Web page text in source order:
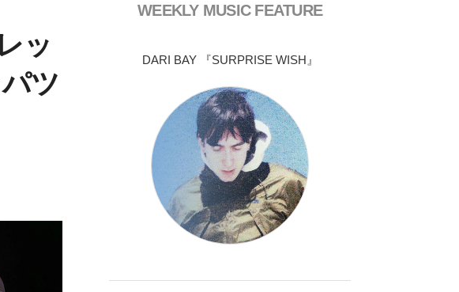
ッ
ツ
WEEKLY MUSIC FEATURE
DARI BAY 『SURPRISE WISH』